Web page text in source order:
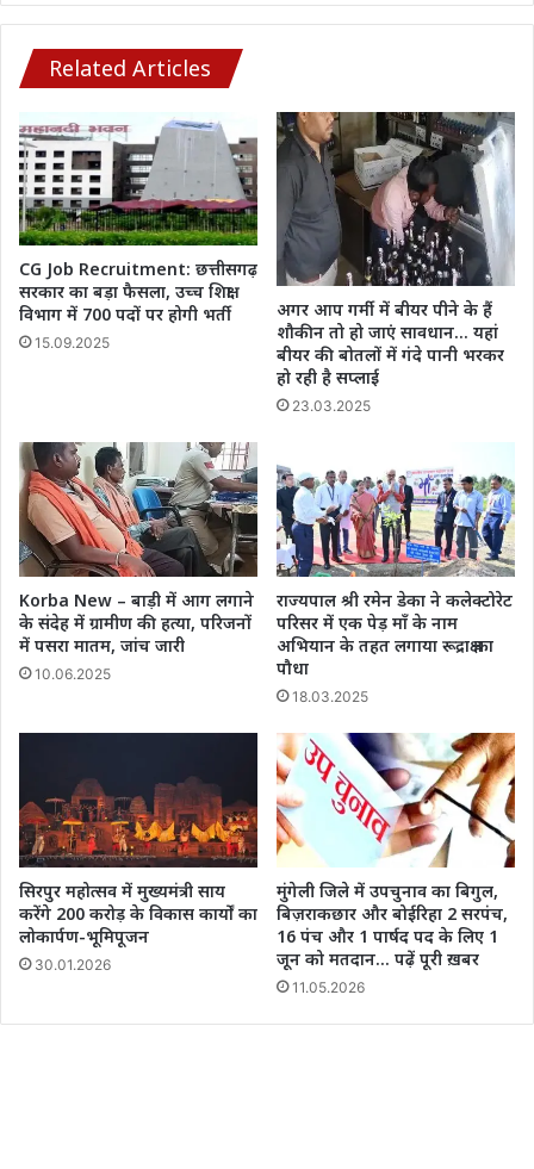
वीडियो
वायरल
Related Articles
CG Job Recruitment: छत्तीसगढ़
सरकार का बड़ा फैसला, उच्च शिक्षा
विभाग में 700 पदों पर होगी भर्ती
15.09.2025
अगर आप गर्मी में बीयर पीने के हैं
शौकीन तो हो जाएं सावधान… यहां
बीयर की बोतलों में गंदे पानी भरकर
हो रही है सप्लाई
23.03.2025
Korba New – बाड़ी में आग लगाने
के संदेह में ग्रामीण की हत्या, परिजनों
में पसरा मातम, जांच जारी
10.06.2025
राज्यपाल श्री रमेन डेका ने कलेक्टोरेट
परिसर में एक पेड़ माँ के नाम
अभियान के तहत लगाया रूद्राक्ष का
पौधा
18.03.2025
सिरपुर महोत्सव में मुख्यमंत्री साय
करेंगे 200 करोड़ के विकास कार्यों का
लोकार्पण-भूमिपूजन
30.01.2026
मुंगेली जिले में उपचुनाव का बिगुल,
बिज़राकछार और बोईरिहा 2 सरपंच,
16 पंच और 1 पार्षद पद के लिए 1
जून को मतदान… पढ़ें पूरी ख़बर
11.05.2026